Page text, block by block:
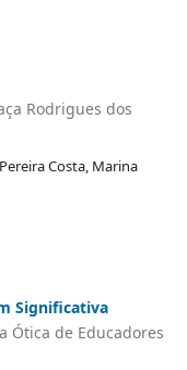
Rodrigues dos
Costa, Marina
Significativa
Ótica de Educadores